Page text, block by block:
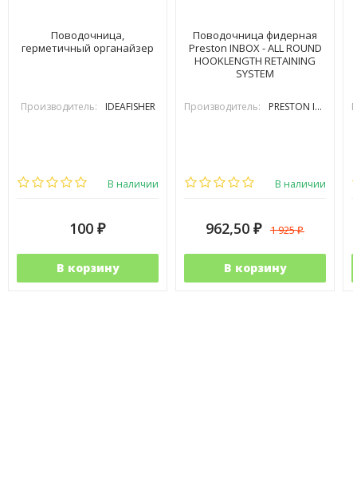
Поводочница,
герметичный органайзер
Производитель: IDEAFISHER
В наличии
100 ₽
В корзину
Поводочница фидерная
Preston INBOX - ALL ROUND
HOOKLENGTH RETAINING
SYSTEM
Производитель: PRESTON INOVATIONS
В наличии
962,50 ₽ 1 925₽
В корзину